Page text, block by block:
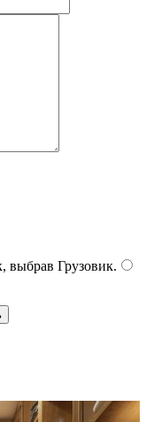
выбрав Грузовик.